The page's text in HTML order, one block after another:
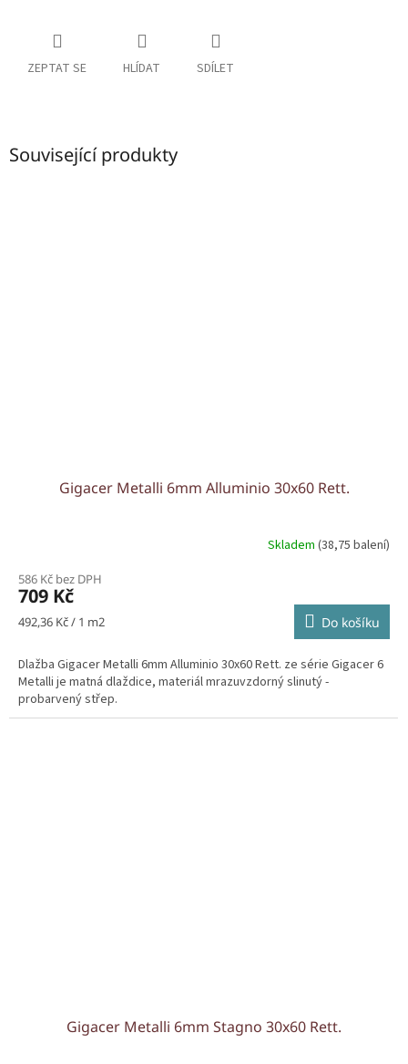
ZEPTAT SE HLÍDAT SDÍLET
Související produkty
Gigacer Metalli 6mm Alluminio 30x60 Rett.
Skladem (38,75 balení)
586 Kč bez DPH
709 Kč
Měrná
492,36 Kč / 1 m2 Do košíku
Dlažba Gigacer Metalli 6mm Alluminio 30x60 Rett. ze série Gigacer 6
Metalli je matná dlaždice, materiál mrazuvzdorný slinutý -
probarvený střep.
Gigacer Metalli 6mm Stagno 30x60 Rett.